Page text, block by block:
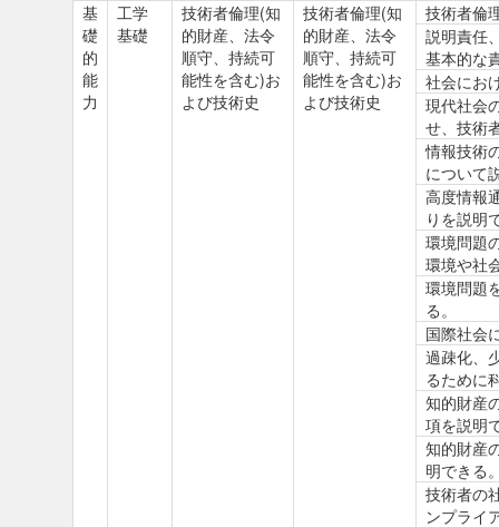
基
礎
的
能
力
工学
基礎
技術者倫理(知
的財産、法令
順守、持続可
能性を含む)お
よび技術史
技術者倫理(知
的財産、法令
順守、持続可
能性を含む)お
よび技術史
技術者倫
説明責任
基本的な
社会にお
現代社会
せ、技術
情報技術
について
高度情報
りを説明
環境問題
環境や社
環境問題
る。
国際社会
過疎化、
るために
知的財産
項を説明
知的財産
明できる
技術者の
ンプライ